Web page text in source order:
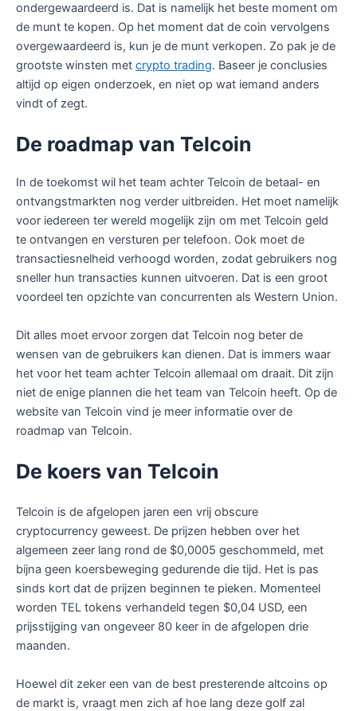
ondergewaardeerd is. Dat is namelijk het beste moment om
de munt te kopen. Op het moment dat de coin vervolgens
overgewaardeerd is, kun je de munt verkopen. Zo pak je de
grootste winsten met crypto trading. Baseer je conclusies
altijd op eigen onderzoek, en niet op wat iemand anders
vindt of zegt.
De roadmap van Telcoin
In de toekomst wil het team achter Telcoin de betaal- en
ontvangstmarkten nog verder uitbreiden. Het moet namelijk
voor iedereen ter wereld mogelijk zijn om met Telcoin geld
te ontvangen en versturen per telefoon. Ook moet de
transactiesnelheid verhoogd worden, zodat gebruikers nog
sneller hun transacties kunnen uitvoeren. Dat is een groot
voordeel ten opzichte van concurrenten als Western Union.
Dit alles moet ervoor zorgen dat Telcoin nog beter de
wensen van de gebruikers kan dienen. Dat is immers waar
het voor het team achter Telcoin allemaal om draait. Dit zijn
niet de enige plannen die het team van Telcoin heeft. Op de
website van Telcoin vind je meer informatie over de
roadmap van Telcoin.
De koers van Telcoin
Telcoin is de afgelopen jaren een vrij obscure
cryptocurrency geweest. De prijzen hebben over het
algemeen zeer lang rond de $0,0005 geschommeld, met
bijna geen koersbeweging gedurende die tijd. Het is pas
sinds kort dat de prijzen beginnen te pieken. Momenteel
worden TEL tokens verhandeld tegen $0,04 USD, een
prijsstijging van ongeveer 80 keer in de afgelopen drie
maanden.
Hoewel dit zeker een van de best presterende altcoins op
de markt is, vraagt men zich af hoe lang deze golf zal